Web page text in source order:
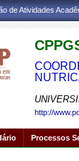
de Atividades
http://
Processos